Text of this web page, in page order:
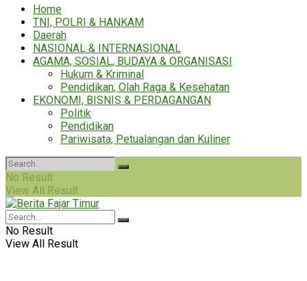
Home
TNI, POLRI & HANKAM
Daerah
NASIONAL & INTERNASIONAL
AGAMA, SOSIAL, BUDAYA & ORGANISASI
Hukum & Kriminal
Pendidikan, Olah Raga & Kesehatan
EKONOMI, BISNIS & PERDAGANGAN
Politik
Pendidikan
Pariwisata, Petualangan dan Kuliner
No Result
View All Result
No Result
View All Result